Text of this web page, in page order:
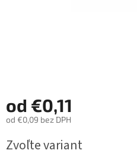
od €0,11
od €0,09 bez DPH
cena:
Zvoľte variant